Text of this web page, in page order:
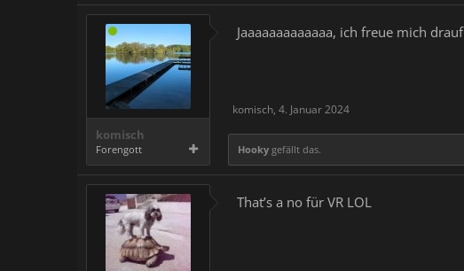
komisch
Forengott
Jaaaaaaaaaaaaa, ich freue mich drauf
komisch, 4. Januar 2024
Hooky gefällt das.
That’s a no für VR LOL